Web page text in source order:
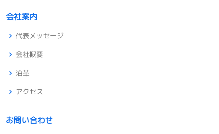
会社案内
代表メッセージ
会社概要
沿革
アクセス
お問い合わせ